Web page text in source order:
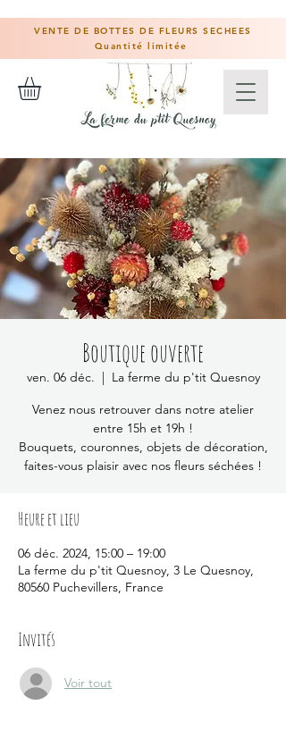
VENTE DE BOTTES DE FLEURS SECHEES
Quantité limitée
Boutique ouverte
ven. 06 déc.
  |
La ferme du p'tit Quesnoy
Venez nous retrouver dans notre atelier
entre 15h et 19h !
Bouquets, couronnes, objets de décoration,
faites-vous plaisir avec nos fleurs séchées !
Heure et lieu
06 déc. 2024, 15:00 – 19:00
La ferme du p'tit Quesnoy, 3 Le Quesnoy,
80560 Puchevillers, France
Invités
Voir tout